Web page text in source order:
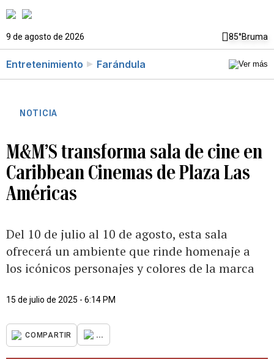
9 de agosto de 2026 85°Bruma
Entretenimiento Farándula
NOTICIA
M&M’S transforma sala de cine en
Caribbean Cinemas de Plaza Las
Américas
Del 10 de julio al 10 de agosto, esta sala
ofrecerá un ambiente que rinde homenaje a
los icónicos personajes y colores de la marca
15 de julio de 2025 - 6:14 PM
COMPARTIR ...